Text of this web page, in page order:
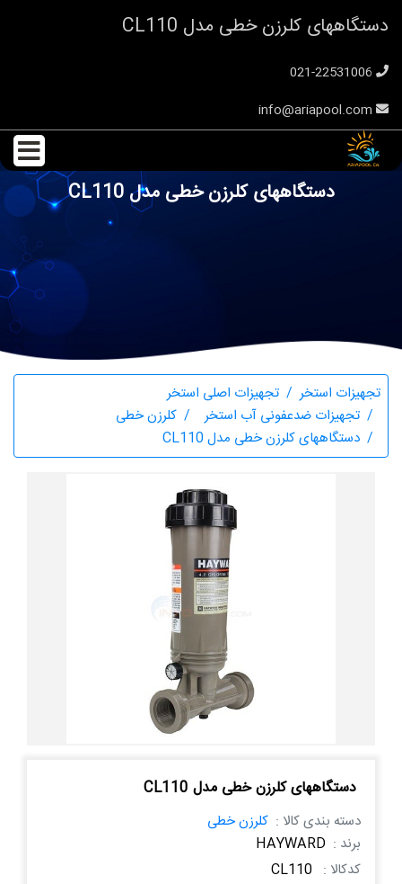
دستگاههای کلرزن خطی مدل CL110
دستگاههای کلرزن خطی مدل CL110
تجهیزات استخر
تجهیزات اصلی استخر
تجهیزات ضدعفونی آب استخر
کلرزن خطی
دستگاههای کلرزن خطی مدل CL110
دستگاههای کلرزن خطی مدل CL110
دسته بندی کالا : کلرزن خطی
برند : HAYWARD
کدکالا : CL110